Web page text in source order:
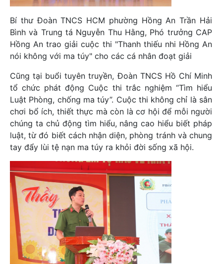
Bí thư Đoàn TNCS HCM phường Hồng An Trần Hải
Bình và Trung tá Nguyễn Thu Hằng, Phó trưởng CAP
Hồng An trao giải cuộc thi "Thanh thiếu nhi Hồng An
nói không với ma túy" cho các cá nhân đoạt giải
Cũng tại buổi tuyên truyền, Đoàn TNCS Hồ Chí Minh
tổ chức phát động Cuộc thi trắc nghiệm “Tìm hiểu
Luật Phòng, chống ma túy”. Cuộc thi không chỉ là sân
chơi bổ ích, thiết thực mà còn là cơ hội để mỗi người
chúng ta chủ động tìm hiểu, nâng cao hiểu biết pháp
luật, từ đó biết cách nhận diện, phòng tránh và chung
tay đẩy lùi tệ nạn ma túy ra khỏi đời sống xã hội.